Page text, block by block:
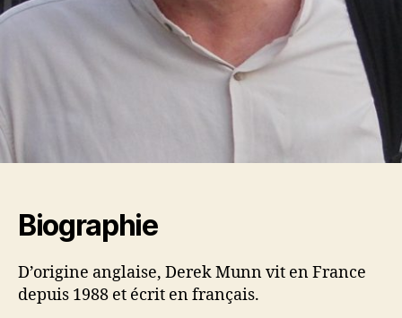
Biographie
D’origine anglaise, Derek Munn vit en France
depuis 1988 et écrit en français.